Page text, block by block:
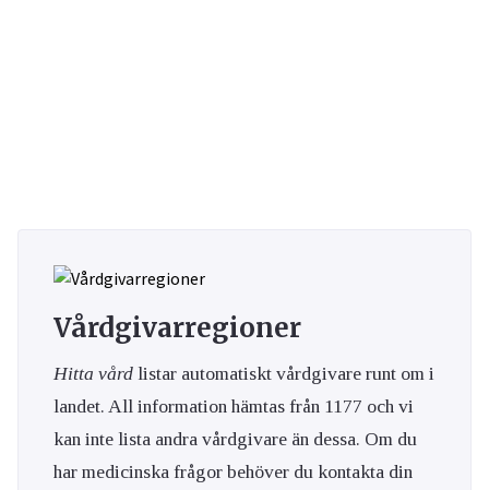
Vårdgivarregioner
Hitta vård listar automatiskt vårdgivare runt om i
landet. All information hämtas från 1177 och vi
kan inte lista andra vårdgivare än dessa. Om du
har medicinska frågor behöver du kontakta din